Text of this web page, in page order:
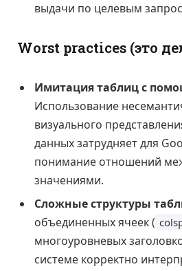
выдачи по целевым
Worst practices (это
Имитация таблиц с
Использование
визуального
данных затрудняет для
понимание отношений
значениями.
Сложные структуры
объединенных ячеек (
многоуровневых
системе корректно